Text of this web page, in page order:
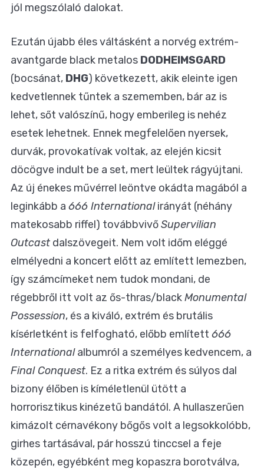
jól megszólaló dalokat.
Ezután újabb éles váltásként a norvég extrém-
avantgarde black metalos DODHEIMSGARD
(bocsánat, DHG) következett, akik eleinte igen
kedvetlennek tűntek a szememben, bár az is
lehet, sőt valószínű, hogy emberileg is nehéz
esetek lehetnek. Ennek megfelelően nyersek,
durvák, provokatívak voltak, az elején kicsit
döcögve indult be a set, mert leültek rágyújtani.
Az új énekes művérrel leöntve okádta magából a
leginkább a 666 Internationalirányát (néhány
matekosabb riffel) továbbvivőSupervilian
Outcast dalszövegeit. Nem volt időm eléggé
elmélyedni a koncert előtt az említett lemezben,
így számcímeket nem tudok mondani, de
régebbről itt volt az ős-thras/blackMonumental
Possession, és a kiváló, extrém és brutális
kísérletként is felfogható, előbb említett 666
Internationalalbumról a személyes kedvencem, a
Final Conquest. Ez a ritka extrém és súlyos dal
bizony élőben is kíméletlenül ütött a
horrorisztikus kinézetű bandától. A hullaszerűen
kimázolt cérnavékony bőgős volt a legsokkolóbb,
girhes tartásával, pár hosszú tinccsel a feje
közepén, egyébként meg kopaszra borotválva,